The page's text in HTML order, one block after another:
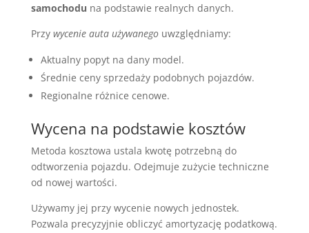
samochodu na podstawie realnych danych.
Przy wycenie auta używanegouwzględniamy:
Aktualny popyt na dany model.
Średnie ceny sprzedaży podobnych pojazdów.
Regionalne różnice cenowe.
Wycena na podstawie kosztów
Metoda kosztowa ustala kwotę potrzebną do
odtworzenia pojazdu. Odejmuje zużycie techniczne
od nowej wartości.
Używamy jej przy wycenie nowych jednostek.
Pozwala precyzyjnie obliczyć amortyzację podatkową.